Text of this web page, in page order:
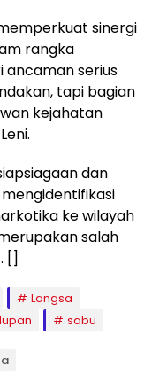
sinergi
rangka
ancaman serius
tapi bagian
kejahatan
dan
ke wilayah
salah
[]
Langsa
sabu